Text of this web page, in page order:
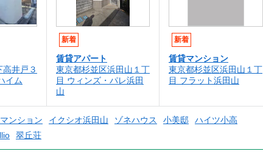
井戸３
イム
新着
賃貸アパート
東京都杉並区浜田山１丁
目 ウィンズ・パレ浜田
山
新着
賃貸マンション
東京都杉並区浜田山１丁
目 フラット浜田山
ンション イクシオ浜田山 ゾネハウス 小美邸
ハイツ小高
翠丘荘